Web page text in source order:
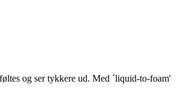
og ser tykkere ud. Med ´liquid-to-foam'